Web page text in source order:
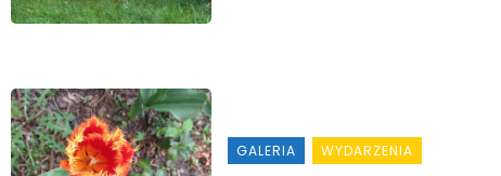
GALERIA WYDARZENIA